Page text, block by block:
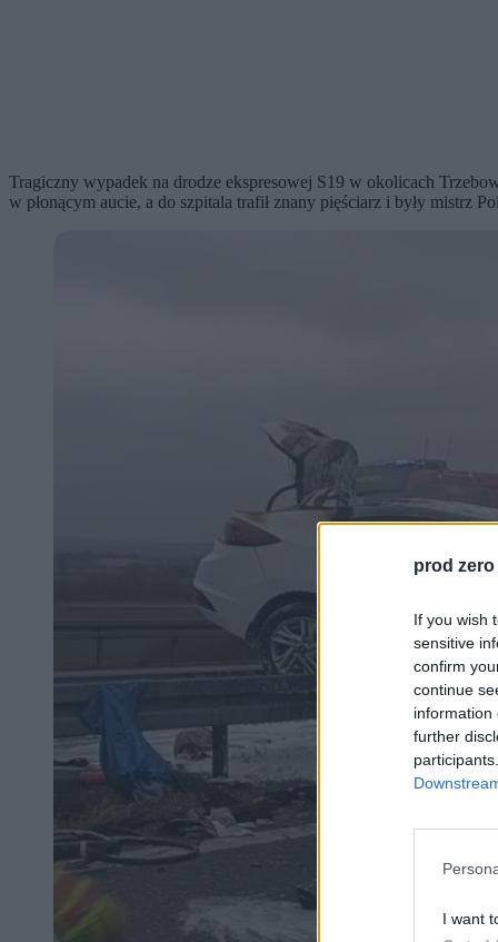
prod zero
If you wish
sensitive
confirm
continue
information
further
I want
Tragiczny wypadek na drodze ekspresowej S19 w okolicach
w płonącym aucie, a do szpitala trafił znany pięściarz i były mistrz